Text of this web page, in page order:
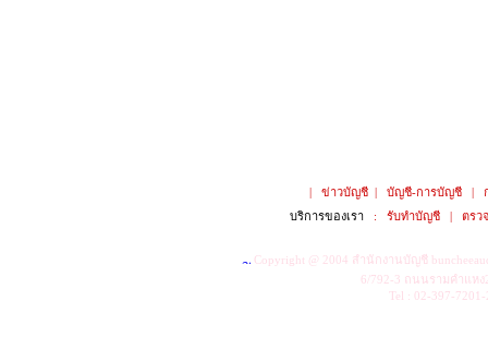
| ข่าวบัญชี | บัญชี-การบัญชี |
บริการของเรา
: รับทำบัญชี | ตรว
Copyright @ 2004 สำนักงานบัญชี
6/792-3 ถนนรามคำแหง
Tel : 02-397-